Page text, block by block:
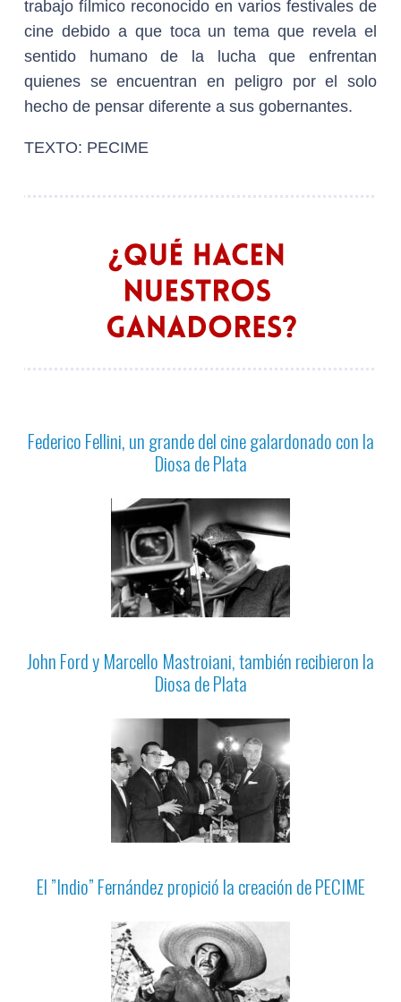
trabajo fílmico reconocido en varios festivales de
cine debido a que toca un tema que revela el
sentido humano de la lucha que enfrentan
quienes se encuentran en peligro por el solo
hecho de pensar diferente a sus gobernantes.
TEXTO: PECIME
Federico Fellini, un grande del cine galardonado con la
Diosa de Plata
John Ford y Marcello Mastroiani, también recibieron la
Diosa de Plata
El ”Indio” Fernández propició la creación de PECIME